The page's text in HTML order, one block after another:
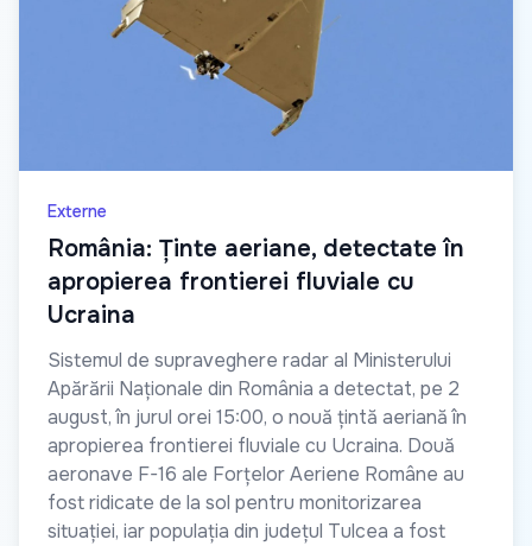
Externe
România: Ținte aeriane, detectate în
apropierea frontierei fluviale cu
Ucraina
Sistemul de supraveghere radar al Ministerului
Apărării Naționale din România a detectat, pe 2
august, în jurul orei 15:00, o nouă țintă aeriană în
apropierea frontierei fluviale cu Ucraina. Două
aeronave F-16 ale Forțelor Aeriene Române au
fost ridicate de la sol pentru monitorizarea
situației, iar populația din județul Tulcea a fost